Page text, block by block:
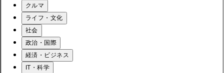
クルマ
ライフ・文化
社会
政治・国際
経済・ビジネス
IT・科学